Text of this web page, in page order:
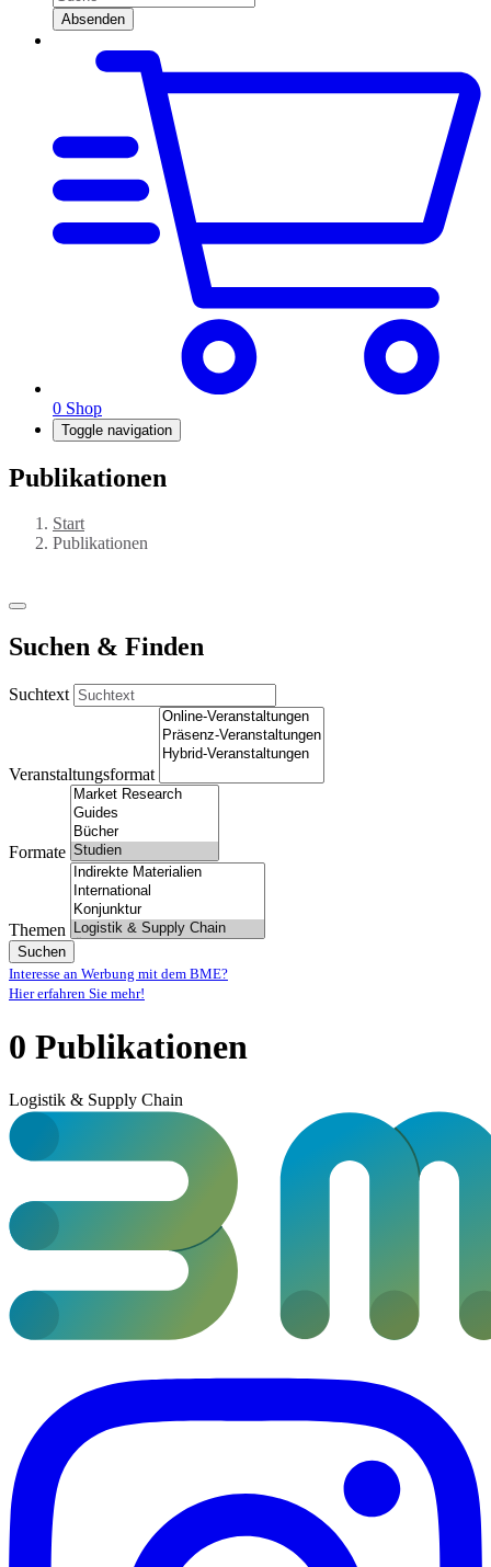
Absenden
0 Shop
Toggle navigation
Publikationen
Start
Publikationen
Suchen & Finden
Suchtext
Veranstaltungsformat
Formate
Themen
Suchen
Interesse an Werbung mit dem BME?
Hier erfahren Sie mehr!
0 Publikationen
Logistik & Supply Chain